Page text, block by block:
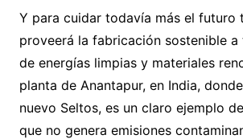
Y para cuidar todavía más el futuro
proveerá la fabricación sostenible a
de energías limpias y materiales
planta de Anantapur, en India,
nuevo Seltos, es un claro ejemplo
que no genera emisiones